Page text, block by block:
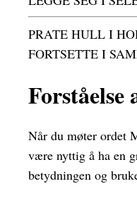
PRATE HULL I
FORTSETTE I
Forståelse
Når du møter ordet
være nyttig å ha en
betydningen og